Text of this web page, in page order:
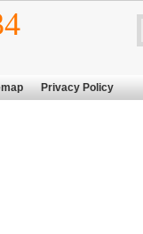
Privacy Policy